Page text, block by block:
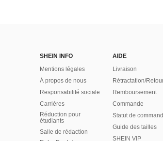
SHEIN INFO
Mentions légales
À propos de nous
Responsabilité sociale
Carrières
Réduction pour
étudiants
Salle de rédaction
AIDE
Livraison
Rétractation/
Remboursement
Commande
Statut de
Guide des tailles
SHEIN VIP